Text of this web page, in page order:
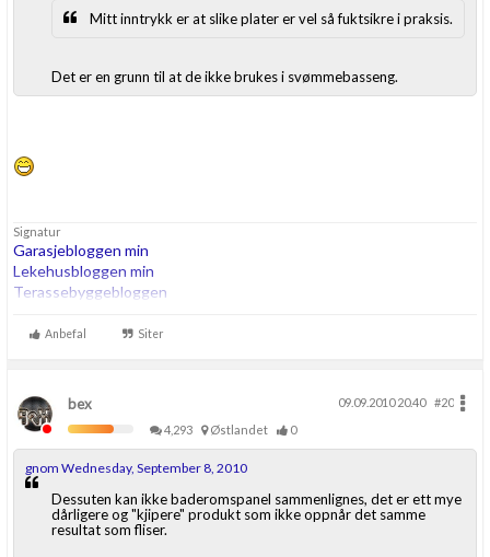
Mitt inntrykk er at slike plater er vel så fuktsikre i praksis.
Det er en grunn til at de ikke brukes i svømmebasseng.
Signatur
Garasjebloggen min
Lekehusbloggen min
Terassebyggebloggen
260m2 bta trehus etter TEK07, Thermia Optimum G2 8kw i serie
Anbefal Siter
bex 09.09.2010 20.40
#20
4,293
Østlandet 0
gnom Wednesday, September 8, 2010
Dessuten kan ikke baderomspanel sammenlignes, det er ett mye
dårligere og "kjipere" produkt som ikke oppnår det samme
resultat som fliser.